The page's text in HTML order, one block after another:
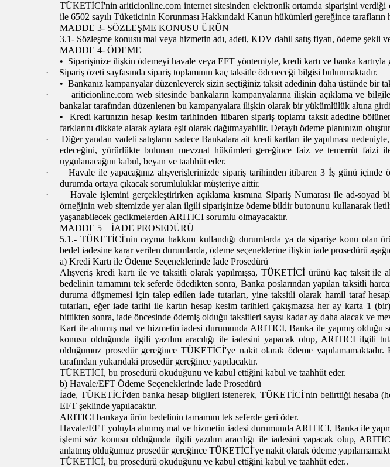
TÜKETİCİ'ninariticionline.com internet sitesinden elektronik ortamda siparişini verdiği
ile 6502 sayılı Tüketicinin Korunması Hakkındaki Kanun hükümleri gereğince
MADDE 3- SÖZLEŞME KONUSU ÜRÜN
3.1- Sözleşme konusu mal veya hizmetin adı, adeti, KDV dahil satış fiyatı, ödeme şekli
MADDE 4- ÖDEME
• Siparişinize ilişkin ödemeyi havale veya EFT yöntemiyle, kredi kartı ve banka kartıyla
·
Sipariş özeti sayfasında sipariş toplamının kaç taksitle ödeneceği bilgisi bulunmaktadır.
• Bankanız kampanyalar düzenleyerek sizin seçtiğiniz taksit adedinin daha üstünde bir
·
ariticionline.com web sitesinde bankaların kampanyalarına ilişkin açıklama ve
bankalar tarafından düzenlenen bu kampanyalara ilişkin olarak bir yükümlülük altına
• Kredi kartınızın hesap kesim tarihinden itibaren sipariş toplamı taksit adedine
farklarını dikkate alarak aylara eşit olarak dağıtmayabilir. Detaylı ödeme planınızın
·
Diğer yandan vadeli satışların sadece Bankalara ait kredi kartları ile yapılması
edeceğini, yürürlükte bulunan mevzuat hükümleri gereğince faiz ve temerrüt faizi
uygulanacağını kabul, beyan ve taahhüt eder.
·
Havale ile yapacağınız alışverişlerinizde sipariş tarihinden itibaren 3 İş günü
durumda ortaya çıkacak sorumluluklar müşteriye aittir.
·
Havale işlemini gerçekleştirirken açıklama kısmına Sipariş Numarası ile ad-
örneğinin web sitemizde yer alan ilgilisiparişinize ödeme bildir butonunu kullanarak
yaşanabilecek gecikmelerden ARITICI sorumlu olmayacaktır.
MADDE 5 – İADE PROSEDÜRÜ
5.1.- TÜKETİCİ'nin cayma hakkını kullandığı durumlarda ya da siparişe konu olan
bedel iadesine karar verilen durumlarda, ödeme seçeneklerine ilişkin iade prosedürü
a) Kredi Kartı ile Ödeme Seçeneklerinde İade Prosedürü
Alışveriş kredi kartı ile ve taksitli olarak yapılmışsa, TÜKETİCİ ürünü kaç taksit
bedelinin tamamını tek seferde ödedikten sonra, Banka poslarından yapılan taksitli
duruma düşmemesi için talep edilen iade tutarları, yine taksitli olarak hamil taraf
tutarları, eğer iade tarihi ile kartın hesap kesim tarihleri çakışmazsa her ay karta 1
bittikten sonra, iade öncesinde ödemiş olduğu taksitleri sayısı kadar ay daha alacak ve
Kart ile alınmış mal ve hizmetin iadesi durumunda ARITICI, Banka ile yapmış
konusu olduğunda ilgili yazılım aracılığı ile iadesini yapacak olup, ARITICI ilgili
olduğumuz prosedür gereğince TÜKETİCİ'ye nakit olarak ödeme
tarafından yukarıdaki prosedür gereğince yapılacaktır.
TÜKETİCİ, bu prosedürü okuduğunu ve kabul ettiğini kabul ve taahhüt eder.
b) Havale/EFT Ödeme Seçeneklerinde İade Prosedürü
İade, TÜKETİCİ'den banka hesap bilgileri istenerek, TÜKETİCİ'nin belirttiği hesaba
EFT şeklinde yapılacaktır.
ARITICI bankaya ürün bedelinin tamamını tek seferde geri öder.
Havale/EFT yoluyla alınmış mal ve hizmetin iadesi durumunda ARITICI, Banka ile
işlemi söz konusu olduğunda ilgili yazılım aracılığı ile iadesini yapacak olup,
anlatmış olduğumuz prosedür gereğince TÜKETİCİ'ye nakit olarak ödeme
TÜKETİCİ, bu prosedürü okuduğunu ve kabul ettiğini kabul ve taahhüt eder..